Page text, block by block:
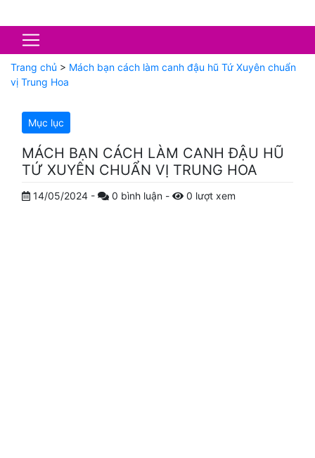
Trang chủ > Mách bạn cách làm canh đậu hũ Tứ Xuyên chuẩn
vị Trung Hoa
Mục lục
MÁCH BẠN CÁCH LÀM CANH ĐẬU HŨ
TỨ XUYÊN CHUẨN VỊ TRUNG HOA
14/05/2024 - 0 bình luận - 0 lượt xem